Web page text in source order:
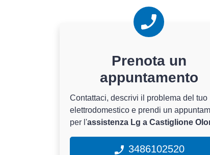
Prenota un
appuntamento
Contattaci, descrivi il problema del tuo
elettrodomestico e prendi un
per l'assistenza Lg a Castiglione
3486102520